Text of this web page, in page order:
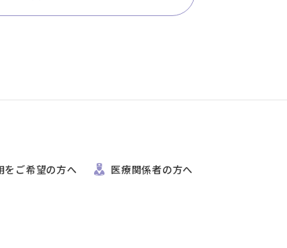
をご希望の方へ 医療関係者の方へ